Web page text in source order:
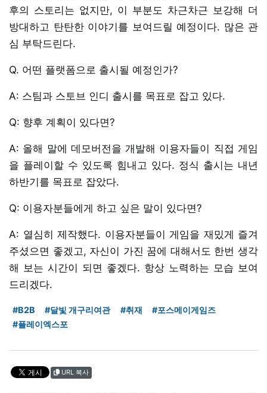
후의 스토리는 없지만, 이 부분도 차근차근 보강해 더
방대하고 탄탄한 이야기를 보여드릴 예정이다. 많은 관
심 부탁드린다.
Q. 어떤 플랫폼으로 출시될 예정인가?
A: 스팀과 스토브 인디 출시를 목표로 잡고 있다.
Q: 향후 계획이 있다면?
A: 올해 말에 데모버전을 개발해 이용자들이 직접 게임
을 플레이할 수 있도록 힘내고 있다. 정식 출시는 내년
하반기를 목표로 잡았다.
Q: 이용자분들에게 하고 싶은 말이 있다면?
A: 열심히 제작했다. 이용자분들이 게임을 재밌게 즐겨
주셨으면 좋겠고, 자신이 가진 꿈에 대해서도 한번 생각
해 보는 시간이 되면 좋겠다. 항상 노력하는 모습 보여
드리겠다.
#B2B #달빛 개구리여관 #취재
#포스메이게임즈
#플레이엑스포
URL 복사